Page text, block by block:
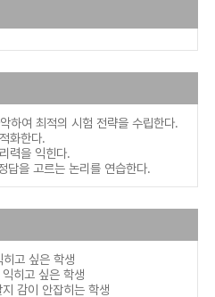
하여 최적의 시험 전략을 수립한다.
화한다.
력을 익힌다.
답을 고르는 논리를 연습한다.
고 싶은 학생
히고 싶은 학생
감이 안잡히는 학생